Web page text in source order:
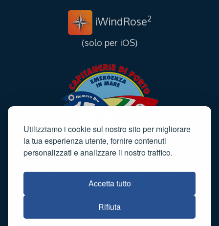
Utilizziamo i cookie sul nostro sito per migliorare
la tua esperienza utente, fornire contenuti
personalizzati e analizzare il nostro traffico.
Accetta tutto
Rifiuta
iWindRose2
(solo per iOS)
È vietata la riproduzione, anche parziale, dei contenuti